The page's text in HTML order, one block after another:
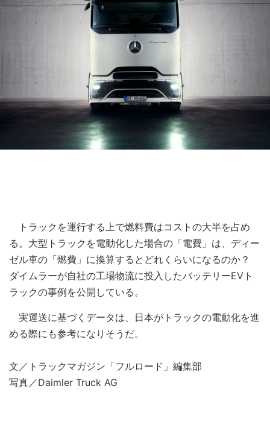
トラックを運行する上で燃料費はコストの大半を占め
る。大型トラックを電動化した場合の「電費」は、ディー
ゼル車の「燃費」に換算するとどれくらいになるのか？
ダイムラーが自社の工場物流に投入したバッテリーEVト
ラックの事例を公開している。
実運送に基づくデータは、日本がトラックの電動化を進
める際にも参考になりそうだ。
文／トラックマガジン「フルロード」編集部
写真／Daimler Truck AG